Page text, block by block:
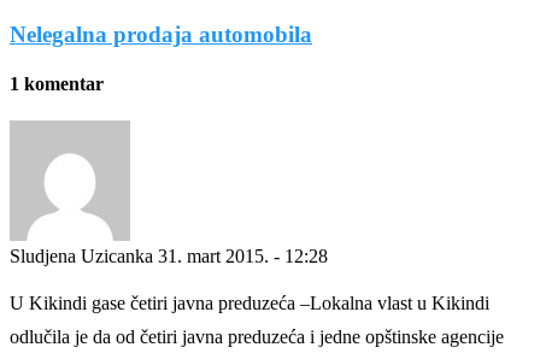
Nelegalna prodaja automobila
1 komentar
Sludjena Uzicanka 31. mart 2015. - 12:28
U Kikindi gase četiri javna preduzeća –Lokalna vlast u Kikindi
odlučila je da od četiri javna preduzeća i jedne opštinske agencije